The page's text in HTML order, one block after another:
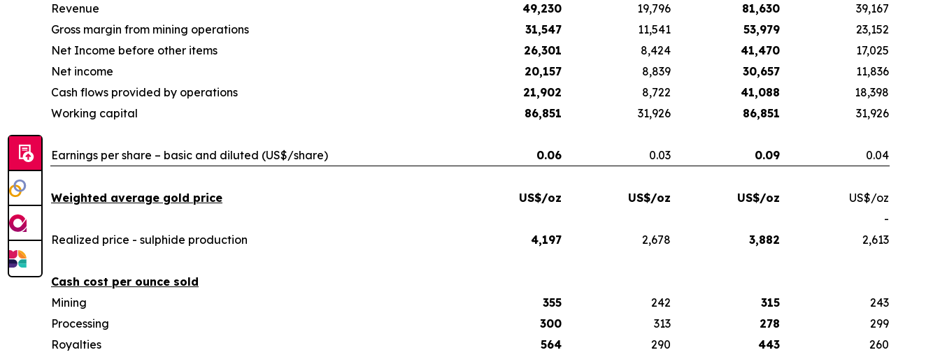
Revenue
49,230 19,796 81,630
39,167
Gross margin from mining operations
31,547 11,541 53,979
23,152
Net Income before other items
26,301 8,424 41,470
17,025
Net income
20,157 8,839 30,657
11,836
Cash flows provided by operations
21,902 8,722 41,088
18,398
Working capital
86,851 31,926 86,851 31,926
Earnings per share – basic and diluted (US$/share) 0.06 0.03 0.09 0.04
Weighted average gold price US$/oz US$/oz US$/oz
US$/oz
-
Realized price - sulphide production
4,197 2,678 3,882 2,613
Cash cost per ounce sold
Mining
355 242 315
243
Processing
300 313 278
299
Royalties
564 290 443
260